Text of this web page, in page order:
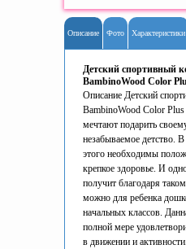
Описание Фото Характеристики
Детский спортивный
BambinoWood Color
Описание Детский
BambinoWood Color
мечтают подарить
незабываемое детство.
этого необходимы
крепкое здоровье. И
получит благодаря
можно для ребенка
начальных классов.
полной мере
в движении и